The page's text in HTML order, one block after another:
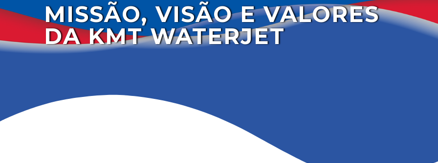
MISSÃO, VISÃO E VALORES
DA KMT WATERJET